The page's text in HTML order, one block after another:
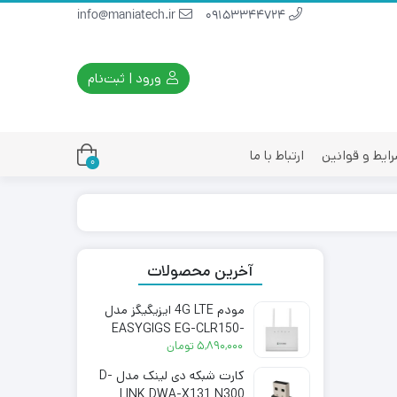
ورود | ثبت‌نام
و قوانین ارتباط با ما 0
آخرین محصولات
مودم 4G LTE ایزیگیگز مدل
EASYGIGS EG-CLR150-
3511S
۵,۸۹۰,۰۰۰تومان
کارت شبکه دی لینک مدل D-